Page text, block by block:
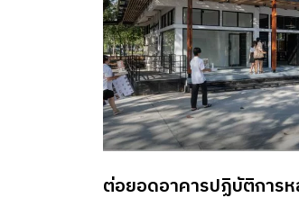
ต่อยอดอาคารปฏิบัติการ